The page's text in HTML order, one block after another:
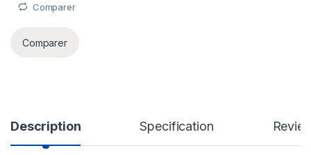
Comparer
Comparer
Description Specification